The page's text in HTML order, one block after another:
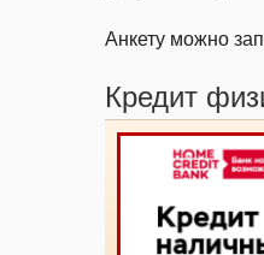
Анкету можно
Кредит